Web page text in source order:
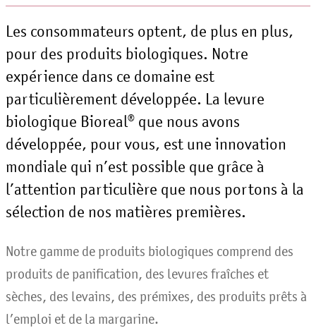
Les consommateurs optent, de plus en plus,
pour des produits biologiques. Notre
expérience dans ce domaine est
particulièrement développée. La levure
biologique Bioreal® que nous avons
développée, pour vous, est une innovation
mondiale qui n’est possible que grâce à
l’attention particulière que nous portons à la
sélection de nos matières premières.
Notre gamme de produits biologiques comprend des
produits de panification, des levures fraîches et
sèches, des levains, des prémixes, des produits prêts à
l’emploi et de la margarine.